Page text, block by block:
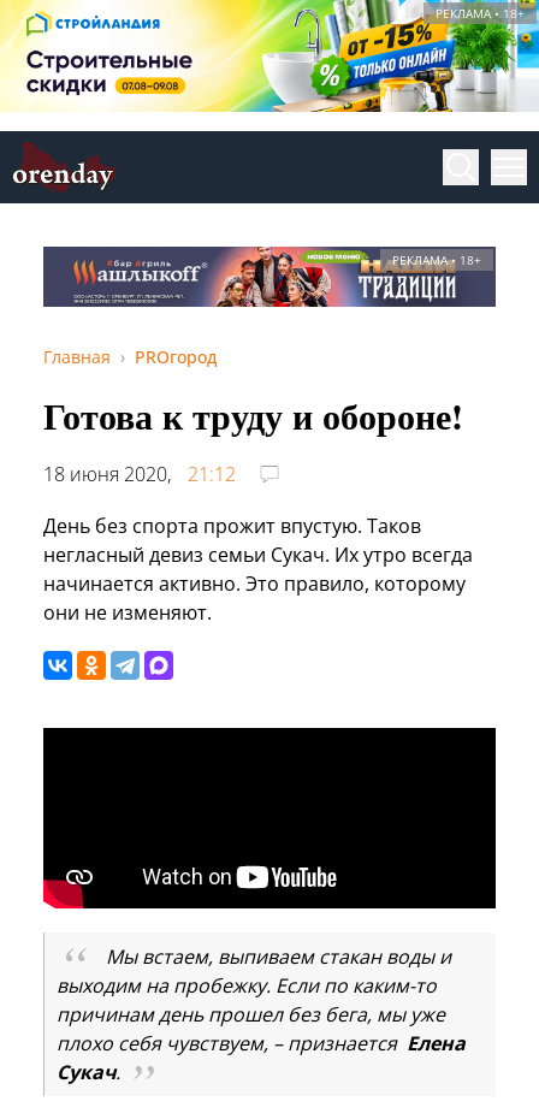
РЕКЛАМА • 18+
РЕКЛАМА • 18+
Главная PROгород
Готова к труду и обороне!
18 июня 2020,
21:12
День без спорта прожит впустую. Таков
негласный девиз семьи Сукач. Их утро всегда
начинается активно. Это правило, которому
они не изменяют.
Мы встаем, выпиваем стакан воды и
выходим на пробежку. Если по каким-то
причинам день прошел без бега, мы уже
плохо себя чувствуем, – признается Елена
Сукач.